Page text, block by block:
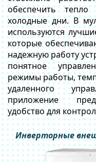
обеспечить
холодные дни. В
используются
которые
надежную работу
понятное
режимы работы,
удаленного
приложение
удобство для
Инверторные